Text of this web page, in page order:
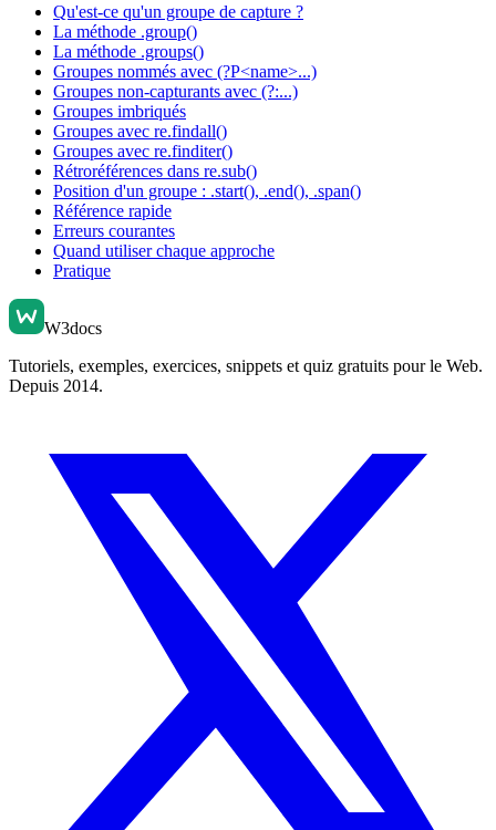
Qu'est-ce qu'un groupe de capture ?
La méthode .group()
La méthode .groups()
Groupes nommés avec (?P<name>...)
Groupes non-capturants avec (?:...)
Groupes imbriqués
Groupes avec re.findall()
Groupes avec re.finditer()
Rétroréférences dans re.sub()
Position d'un groupe : .start(), .end(), .span()
Référence rapide
Erreurs courantes
Quand utiliser chaque approche
Pratique
W3docs
Tutoriels, exemples, exercices, snippets et quiz gratuits pour le Web.
Depuis 2014.